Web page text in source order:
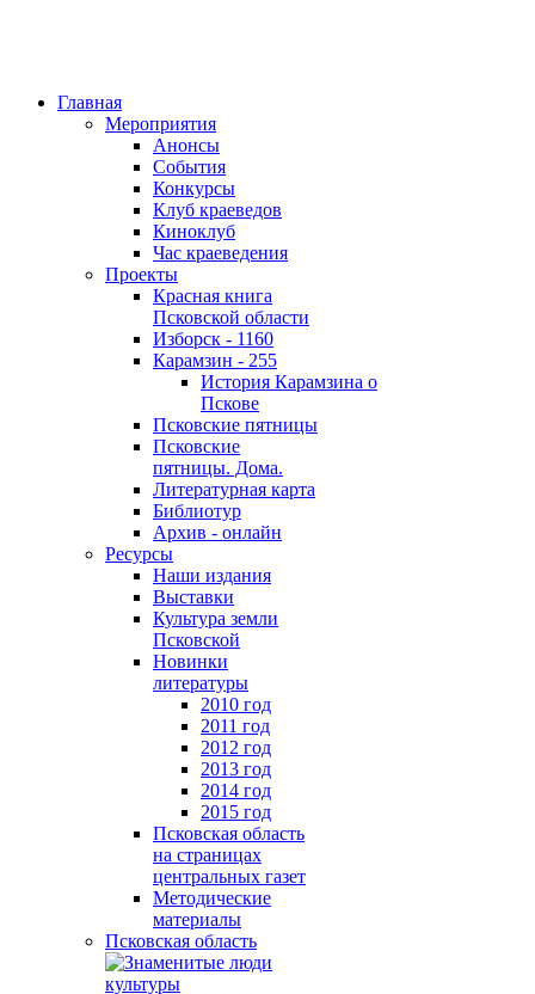
Главная
Мероприятия
Анонсы
События
Конкурсы
Клуб краеведов
Киноклуб
Час краеведения
Проекты
Красная книга
Псковской области
Изборск - 1160
Карамзин - 255
История Карамзина о
Пскове
Псковские пятницы
Псковские
пятницы. Дома.
Литературная карта
Библиотур
Архив - онлайн
Ресурсы
Наши издания
Выставки
Культура земли
Псковской
Новинки
литературы
2010 год
2011 год
2012 год
2013 год
2014 год
2015 год
Псковская область
на страницах
центральных газет
Методические
материалы
Псковская область